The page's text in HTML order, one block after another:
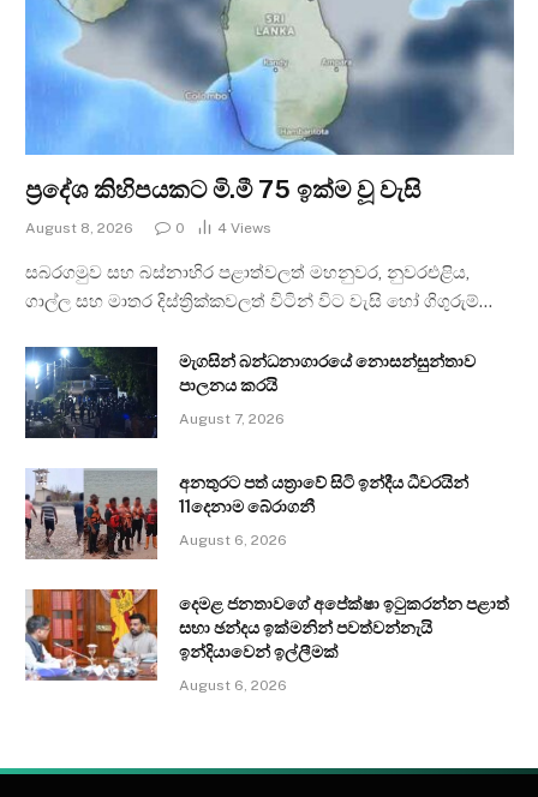
ප්‍රදේශ කිහිපයකට මි.මී 75 ඉක්ම වූ වැසි
August 8, 2026 0 4 Views
සබරගමුව සහ බස්නාහිර පළාත්වලත් මහනුවර, නුවරඑළිය,
ගාල්ල සහ මාතර දිස්ත්‍රික්කවලත් විටින් විට වැසි හෝ ගිගුරුම්…
මැගසින් බන්ධනාගාරයේ නොසන්සුන්තාව
පාලනය කරයි
August 7, 2026
අනතුරට පත් යත්‍රාවේ සිටි ඉන්දීය ධීවරයින්
11දෙනාම බේරාගනී
August 6, 2026
දෙමළ ජනතාවගේ අපේක්ෂා ඉටුකරන්න පළාත්
සභා ඡන්දය ඉක්මනින් පවත්වන්නැයි
ඉන්දියාවෙන් ඉල්ලීමක්
August 6, 2026